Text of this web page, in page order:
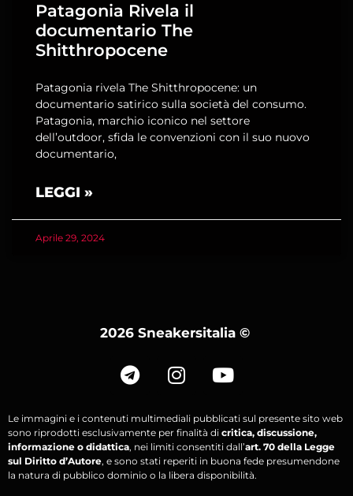
Patagonia Rivela il
documentario The
Shitthropocene
Patagonia rivela The Shitthropocene: un
documentario satirico sulla società del consumo.
Patagonia, marchio iconico nel settore
dell’outdoor, sfida le convenzioni con il suo nuovo
documentario,
LEGGI »
Aprile 29, 2024
2026 Sneakersitalia ©
Le immagini e i contenuti multimediali pubblicati sul presente sito web
sono riprodotti esclusivamente per finalità di critica, discussione,
informazione o didattica, nei limiti consentiti dall’art. 70 della Legge
sul Diritto d’Autore, e sono stati reperiti in buona fede presumendone
la natura di pubblico dominio o la libera disponibilità.